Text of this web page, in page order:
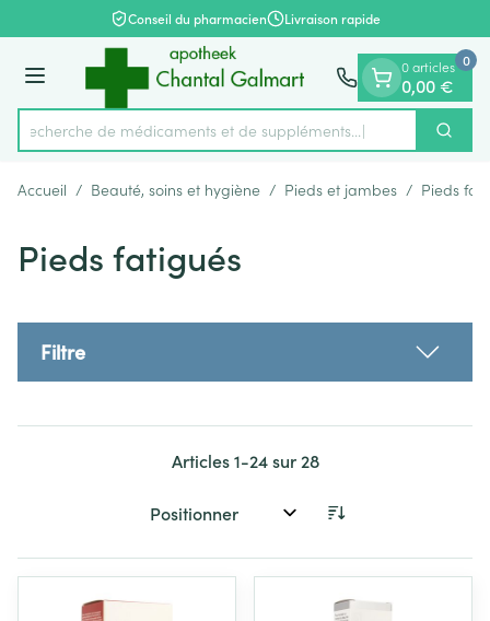
Aller au contenu
1 de 1Conseil du pharmacien Livraison rapide
Menu
Rechercher
Recherche de médicaments et de
0 articles
0,00 €
0
Accueil / Beauté, soins et hygiène / Pieds et jambes / Pieds
Pieds fatigués
Filtre
Articles1-24sur28
Trier par: